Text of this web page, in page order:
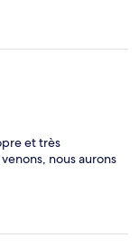
et très
nous aurons